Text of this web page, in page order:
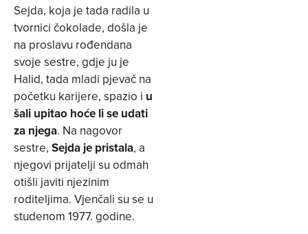
Sejda, koja je tada radila u
tvornici čokolade, došla je
na proslavu rođendana
svoje sestre, gdje ju je
Halid, tada mladi pjevač na
početku karijere, spazio i u
šali upitao hoće li se udati
za njega. Na nagovor
sestre, Sejda je pristala, a
njegovi prijatelji su odmah
otišli javiti njezinim
roditeljima. Vjenčali su se u
studenom 1977. godine.